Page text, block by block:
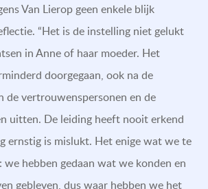
Van Lierop geen enkele blijk
“Het is de instelling niet gelukt
in Anne of haar moeder. Het
doorgegaan, ook na de
de vertrouwenspersonen en de
uitten. De leiding heeft nooit erkend
ernstig is mislukt. Het enige wat we te
we hebben gedaan wat we konden en
gebleven, dus waar hebben we het